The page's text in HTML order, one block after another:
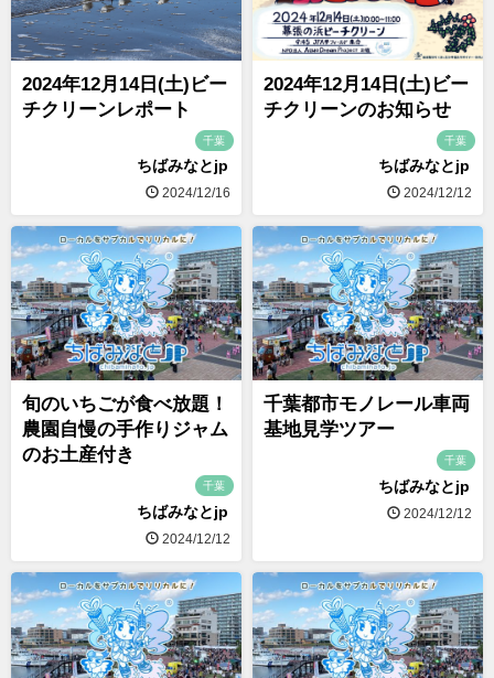
2024年12月14日(土)ビー
チクリーンレポート
千葉
ちばみなとjp
2024/12/16
2024年12月14日(土)ビー
チクリーンのお知らせ
千葉
ちばみなとjp
2024/12/12
旬のいちごが食べ放題！
農園自慢の手作りジャム
のお土産付き
千葉
ちばみなとjp
2024/12/12
千葉都市モノレール車両
基地見学ツアー
千葉
ちばみなとjp
2024/12/12